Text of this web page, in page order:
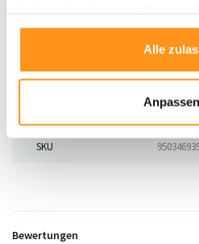
gesammelt haben.
Alle
Anpassen
selbst. Um es zu beschleunigen,
entgegengesetzte Richtung
SKU
Bewertungen